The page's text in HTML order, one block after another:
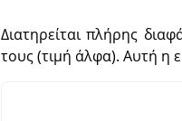
Διατηρείται πλήρης
τους (τιμή άλφα). Αυτή η